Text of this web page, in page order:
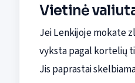
Vietinė
Jei Lenkijoje mokate
vyksta pagal kortelių
Jis paprastai